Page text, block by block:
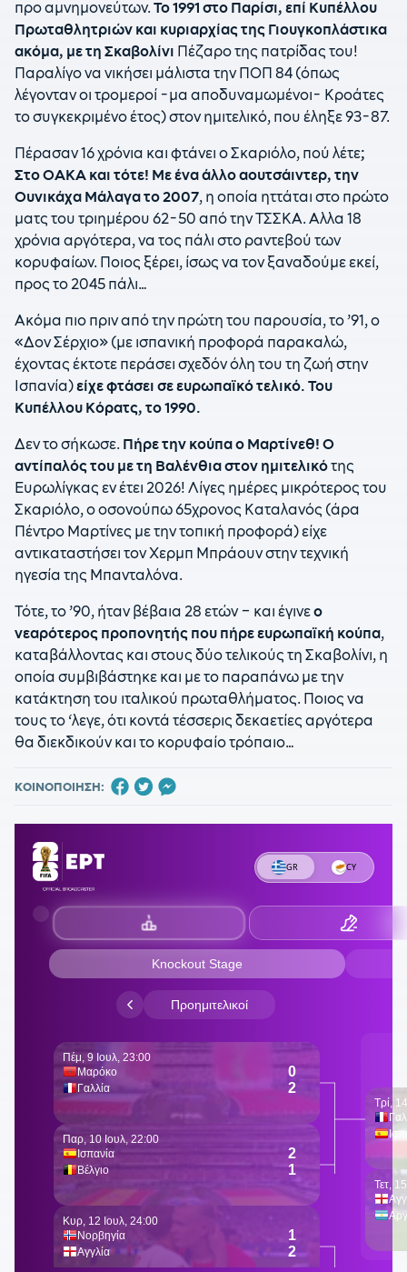
προ αμνημονεύτων. Το 1991 στο Παρίσι, επί Κυπέλλου
Πρωταθλητριών και κυριαρχίας της Γιουγκοπλάστικα
ακόμα, με τη Σκαβολίνι Πέζαρο της πατρίδας του!
Παραλίγο να νικήσει μάλιστα την ΠΟΠ 84 (όπως
λέγονταν οι τρομεροί -μα αποδυναμωμένοι- Κροάτες
το συγκεκριμένο έτος) στον ημιτελικό, που έληξε 93-87.
Πέρασαν 16 χρόνια και φτάνει ο Σκαριόλο, πού λέτε;
Στο ΟΑΚΑ και τότε! Με ένα άλλο αουτσάιντερ, την
Ουνικάχα Μάλαγα το 2007, η οποία ηττάται στο πρώτο
ματς του τριημέρου 62-50 από την ΤΣΣΚΑ. Αλλα 18
χρόνια αργότερα, να τος πάλι στο ραντεβού των
κορυφαίων. Ποιος ξέρει, ίσως να τον ξαναδούμε εκεί,
προς το 2045 πάλι…
Ακόμα πιο πριν από την πρώτη του παρουσία, το ’91, ο
«Δον Σέρχιο» (με ισπανική προφορά παρακαλώ,
έχοντας έκτοτε περάσει σχεδόν όλη του τη ζωή στην
Ισπανία)είχε φτάσει σε ευρωπαϊκό τελικό. Του
Κυπέλλου Κόρατς, το 1990.
Δεν το σήκωσε. Πήρε την κούπα ο Μαρτίνεθ! Ο
αντίπαλός του με τη Βαλένθια στον ημιτελικότης
Ευρωλίγκας εν έτει 2026! Λίγες ημέρες μικρότερος του
Σκαριόλο, ο οσονούπω 65χρονος Καταλανός (άρα
Πέντρο Μαρτίνες με την τοπική προφορά) είχε
αντικαταστήσει τον Χερμπ Μπράουν στην τεχνική
ηγεσία της Μπανταλόνα.
Τότε, το ’90, ήταν βέβαια 28 ετών – και έγινεο
νεαρότερος προπονητής που πήρε ευρωπαϊκή κούπα,
καταβάλλοντας και στους δύο τελικούς τη Σκαβολίνι, η
οποία συμβιβάστηκε και με το παραπάνω με την
κατάκτηση του ιταλικού πρωταθλήματος. Ποιος να
τους το ‘λεγε, ότι κοντά τέσσερις δεκαετίες αργότερα
θα διεκδικούν και το κορυφαίο τρόπαιο…
ΚΟΙΝΟΠΟΙΗΣΗ: